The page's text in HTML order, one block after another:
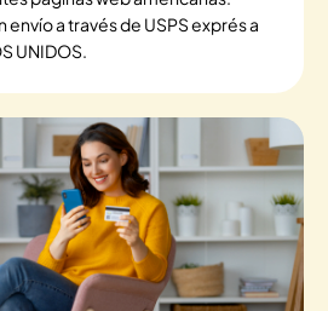
envío a través de USPS exprés a
UNIDOS.